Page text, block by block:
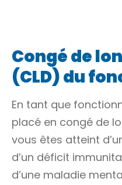
Congé de
(CLD) du
En tant que
placé en congé de
vous êtes atteint
d’un déficit
d’une maladie